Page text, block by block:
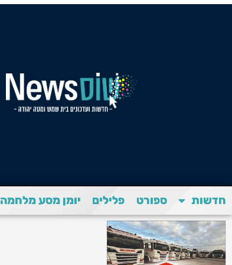
חדשות ספורט פלילים יומן מסע מלחמה